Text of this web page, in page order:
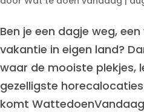
Ben je een dagje weg,
vakantie in eigen land?
waar de mooiste plekjes,
gezelligste
komt